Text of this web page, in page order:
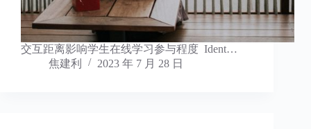
交互距离影响学生在线学习参与程度 Ident…
焦建利
2023 年 7 月 28 日